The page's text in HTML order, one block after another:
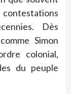
Dès
Simon
colonial,
du peuple